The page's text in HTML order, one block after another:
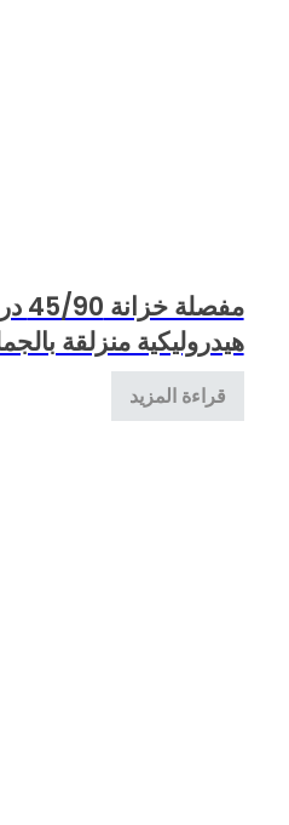
هيدروليكية منزلقة
قراءة المزيد